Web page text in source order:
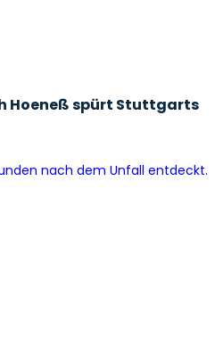
Hoeneß spürt Stuttgarts